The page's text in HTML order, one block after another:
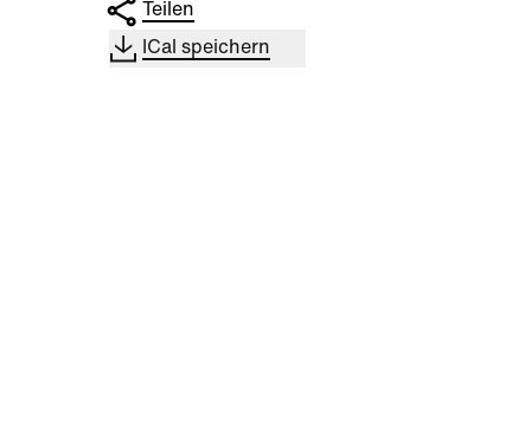
Teilen
ICal speichern